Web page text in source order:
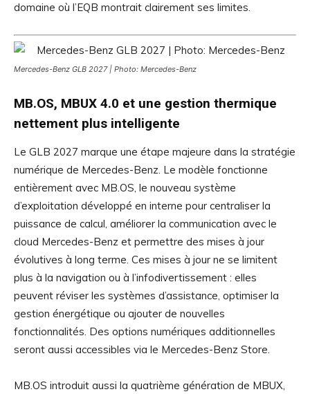
domaine où l’EQB montrait clairement ses limites.
Mercedes-Benz GLB 2027 | Photo: Mercedes-Benz
MB.OS, MBUX 4.0 et une gestion thermique
nettement plus intelligente
Le GLB 2027 marque une étape majeure dans la stratégie
numérique de Mercedes-Benz. Le modèle fonctionne
entièrement avec MB.OS, le nouveau système
d’exploitation développé en interne pour centraliser la
puissance de calcul, améliorer la communication avec le
cloud Mercedes-Benz et permettre des mises à jour
évolutives à long terme. Ces mises à jour ne se limitent
plus à la navigation ou à l’infodivertissement : elles
peuvent réviser les systèmes d’assistance, optimiser la
gestion énergétique ou ajouter de nouvelles
fonctionnalités. Des options numériques additionnelles
seront aussi accessibles via le Mercedes-Benz Store.
MB.OS introduit aussi la quatrième génération de MBUX,